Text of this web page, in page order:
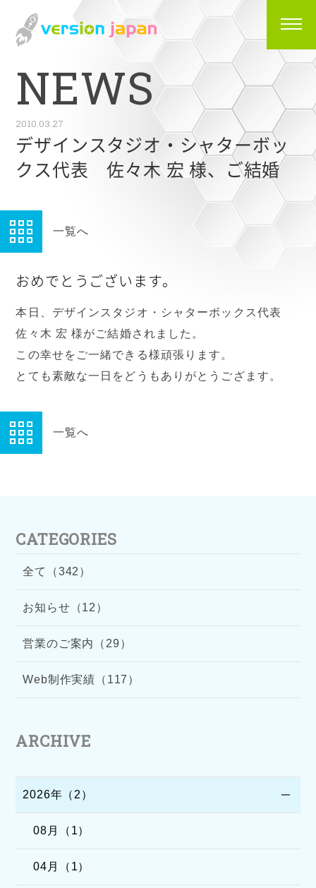
NEWS
2010.03.27
デザインスタジオ・シャターボッ
クス代表 佐々木 宏 様、ご結婚
一覧へ
おめでとうございます。
本日、デザインスタジオ・シャターボックス代表
佐々木 宏 様がご結婚されました。
この幸せをご一緒できる様頑張ります。
とても素敵な一日をどうもありがとうござます。
一覧へ
CATEGORIES
全て（342）
お知らせ（12）
営業のご案内（29）
Web制作実績（117）
ARCHIVE
2026年（2）
08月（1）
04月（1）